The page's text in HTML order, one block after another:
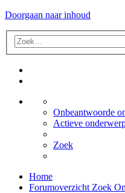
Doorgaan naar inhoud
Onbeantwoorde
Actieve
Zoek
Home
Forumoverzicht Zoek